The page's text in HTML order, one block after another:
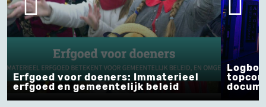
Erfgoed voor doeners: Immaterieel
erfgoed en gemeentelijk beleid